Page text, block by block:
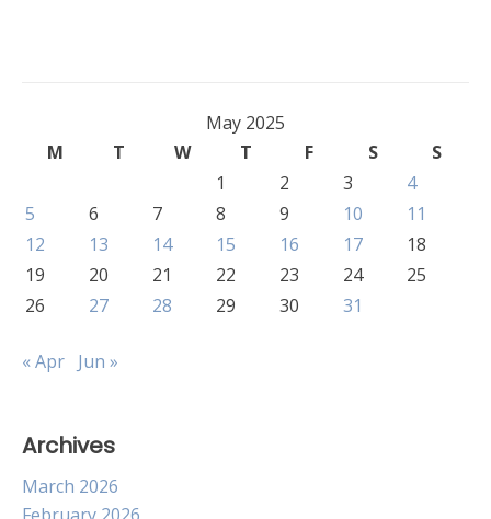
May 2025
M
T W T F S
S
1
2 3
4
5
6 7 8 9 10
11
12
13 14 15 16 17
18
19
20 21 22 23 24
25
26
27 28 29 30 31
« Apr Jun »
Archives
March 2026